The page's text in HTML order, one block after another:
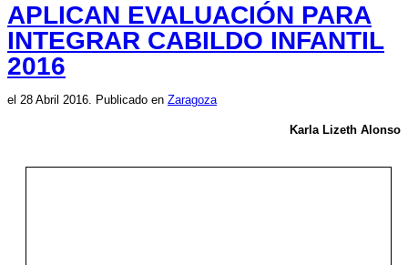
APLICAN EVALUACIÓN PARA
INTEGRAR CABILDO INFANTIL
2016
el 28 Abril 2016. Publicado en Zaragoza
Karla Lizeth Alonso